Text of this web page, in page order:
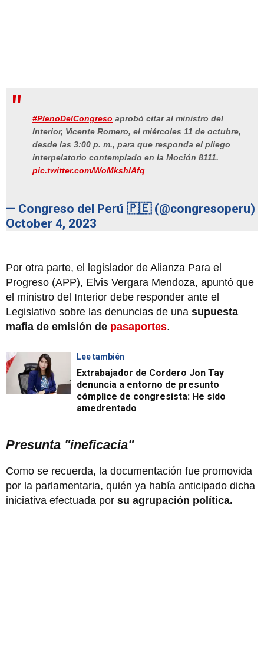
#PlenoDelCongreso aprobó citar al ministro del
Interior, Vicente Romero, el miércoles 11 de octubre,
desde las 3:00 p. m., para que responda el pliego
interpelatorio contemplado en la Moción 8111.
pic.twitter.com/WoMkshlAfq
— Congreso del Perú 🇵🇪 (@congresoperu)
October 4, 2023
Por otra parte, el legislador de Alianza Para el
Progreso (APP), Elvis Vergara Mendoza, apuntó que
el ministro del Interior debe responder ante el
Legislativo sobre las denuncias de una supuesta
mafia de emisión de pasaportes.
Lee también
Extrabajador de Cordero Jon Tay
denuncia a entorno de presunto
cómplice de congresista: He sido
amedrentado
Presunta "ineficacia"
Como se recuerda, la documentación fue promovida
por la parlamentaria, quién ya había anticipado dicha
iniciativa efectuada por su agrupación política.